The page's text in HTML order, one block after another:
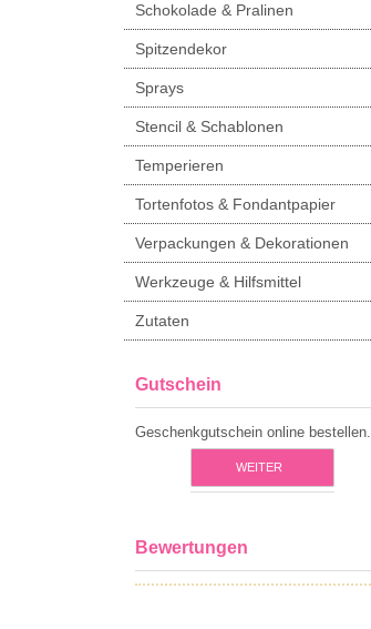
Schokolade & Pralinen
Spitzendekor
Sprays
Stencil & Schablonen
Temperieren
Tortenfotos & Fondantpapier
Verpackungen & Dekorationen
Werkzeuge & Hilfsmittel
Zutaten
Gutschein
Geschenkgutschein online bestellen.
WEITER
Bewertungen